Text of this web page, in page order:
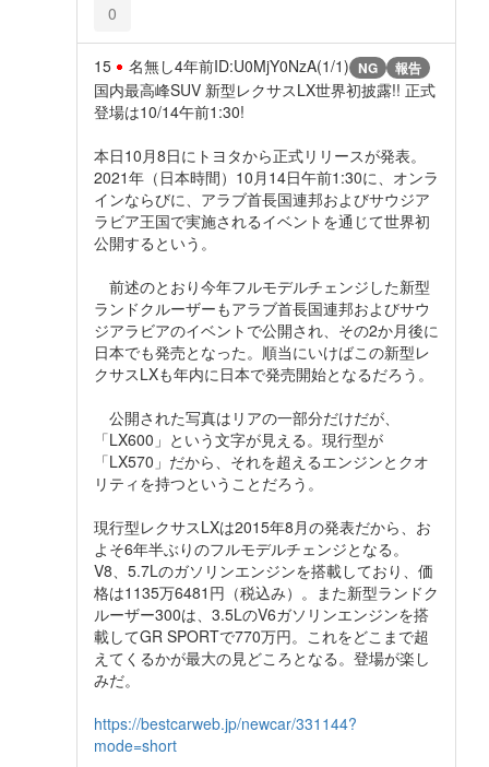
0
15 名無し4年前ID:U0MjY0NzA(1/1) NG 報告
国内最高峰SUV 新型レクサスLX世界初披露!! 正式
登場は10/14午前1:30!
本日10月8日にトヨタから正式リリースが発表。
2021年（日本時間）10月14日午前1:30に、オンラ
インならびに、アラブ首長国連邦およびサウジア
ラビア王国で実施されるイベントを通じて世界初
公開するという。
前述のとおり今年フルモデルチェンジした新型
ランドクルーザーもアラブ首長国連邦およびサウ
ジアラビアのイベントで公開され、その2か月後に
日本でも発売となった。順当にいけばこの新型レ
クサスLXも年内に日本で発売開始となるだろう。
公開された写真はリアの一部分だけだが、
「LX600」という文字が見える。現行型が
「LX570」だから、それを超えるエンジンとクオ
リティを持つということだろう。
現行型レクサスLXは2015年8月の発表だから、お
よそ6年半ぶりのフルモデルチェンジとなる。
V8、5.7Lのガソリンエンジンを搭載しており、価
格は1135万6481円（税込み）。また新型ランドク
ルーザー300は、3.5LのV6ガソリンエンジンを搭
載してGR SPORTで770万円。これをどこまで超
えてくるかが最大の見どころとなる。登場が楽し
みだ。
https://bestcarweb.jp/newcar/331144?
mode=short